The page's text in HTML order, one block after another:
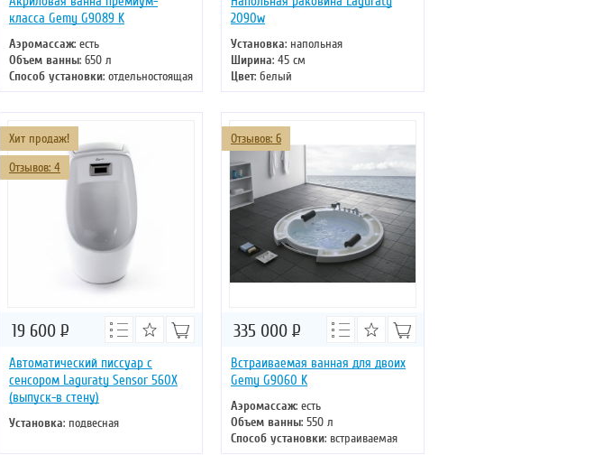
класса Gemy G9089 K
Аэромассаж: есть
Объем ванны: 650 л
Способ установки: отдельностоящая
Хромотерапия: есть
Длина: 187 см
Ширина: 187 см
2090w
Установка: напольная
Ширина: 45 см
Цвет: белый
Форма: круглая
Материал: санфаянс
Хит продаж!
Отзывов: 4
Автоматический писсуар с
сенсором Laguraty Sensor 560X
(выпуск-в стену)
Установка: подвесная
19 600 Р
Отзывов: 6
Встраиваемая ванная для двоих
Gemy G9060 K
Аэромассаж: есть
Объем ванны: 550 л
Способ установки: встраиваемая
335 000 Р